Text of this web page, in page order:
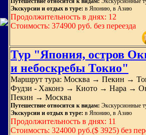
Экскурсии и отдых в туре: в Японию, в Азию
Продолжительность в днях: 12
Стоимость: 374900 руб. без переезда
Тур "Япония, остров
и небоскребы Токио"
Маршрут тура: Москва → Пекин →
Фудзи - Хаконэ → Киото → Нара →
Пекин → Москва
Путешествие относится к видам: Экскурсионные
Экскурсии и отдых в туре: в Японию, в Азию
Продолжительность в днях: 11
Стоимость: 324000 руб.($ 3925) без